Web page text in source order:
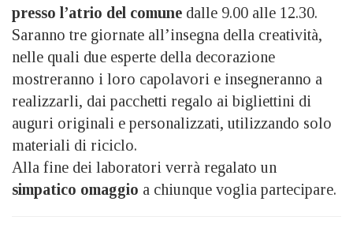
presso l’atrio del comune dalle 9.00 alle 12.30.
Saranno tre giornate all’insegna della creatività,
nelle quali due esperte della decorazione
mostreranno i loro capolavori e insegneranno a
realizzarli, dai pacchetti regalo ai bigliettini di
auguri originali e personalizzati, utilizzando solo
materiali di riciclo.
Alla fine dei laboratori verrà regalato un
simpatico omaggio a chiunque voglia partecipare.